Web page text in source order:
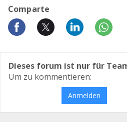
Comparte
Dieses forum ist nur für
Um zu kommentieren:
Anmelden